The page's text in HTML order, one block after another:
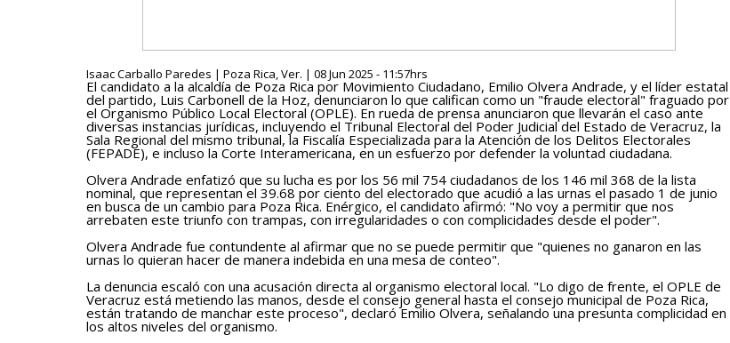
Isaac Carballo Paredes | Poza Rica, Ver. | 08 Jun 2025 - 11:57hrs
El candidato a la alcaldía de Poza Rica por Movimiento Ciudadano, Emilio Olvera Andrade, y el líder estatal
del partido, Luis Carbonell de la Hoz, denunciaron lo que califican como un "fraude electoral" fraguado por
el Organismo Público Local Electoral (OPLE). En rueda de prensa anunciaron que llevarán el caso ante
diversas instancias jurídicas, incluyendo el Tribunal Electoral del Poder Judicial del Estado de Veracruz, la
Sala Regional del mismo tribunal, la Fiscalía Especializada para la Atención de los Delitos Electorales
(FEPADE), e incluso la Corte Interamericana, en un esfuerzo por defender la voluntad ciudadana.
Olvera Andrade enfatizó que su lucha es por los 56 mil 754 ciudadanos de los 146 mil 368 de la lista
nominal, que representan el 39.68 por ciento del electorado que acudió a las urnas el pasado 1 de junio
en busca de un cambio para Poza Rica. Enérgico, el candidato afirmó: "No voy a permitir que nos
arrebaten este triunfo con trampas, con irregularidades o con complicidades desde el poder".
Olvera Andrade fue contundente al afirmar que no se puede permitir que "quienes no ganaron en las
urnas lo quieran hacer de manera indebida en una mesa de conteo".
La denuncia escaló con una acusación directa al organismo electoral local. "Lo digo de frente, el OPLE de
Veracruz está metiendo las manos, desde el consejo general hasta el consejo municipal de Poza Rica,
están tratando de manchar este proceso", declaró Emilio Olvera, señalando una presunta complicidad en
los altos niveles del organismo.